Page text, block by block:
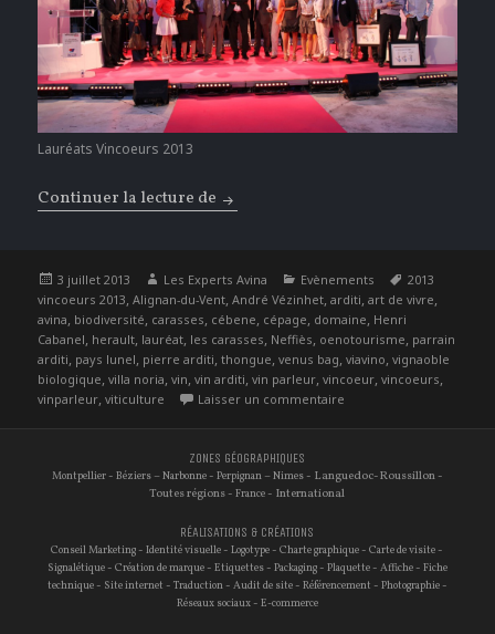
Lauréats Vincoeurs 2013
Continuer la lecture de Rendre hommage à la Viticulture
Publié
le
3 juillet 2013 Auteur
Les Experts Avina Catégories
Evènements Étiquettes
2013
vincoeurs 2013,Alignan-du-Vent,André Vézinhet,arditi,art de vivre,
avina, biodiversité, carasses, cébene, cépage, domaine, Henri
Cabanel, herault, lauréat, les carasses, Neffiès, oenotourisme, parrain
arditi, pays lunel, pierre arditi,thongue,venus bag,viavino,vignaoble
biologique,villa noria,vin,vin arditi,vin parleur,vincoeur,vincoeurs,
vinparleur,viticulture Laisser un commentaire
ZONES GÉOGRAPHIQUES
Montpellier - Béziers –Narbonne - Perpignan –Nimes - Languedoc-Roussillon -
Toutes régions -France - International
RÉALISATIONS & CRÉATIONS
Conseil Marketing -Identité visuelle -Logotype -Charte graphique -Carte de visite -
Signalétique - Création de marque - Etiquettes - Packaging - Plaquette - Affiche - Fiche
technique - Site internet - Traduction - Audit de site - Référencement - Photographie -
Réseaux sociaux - E-commerce